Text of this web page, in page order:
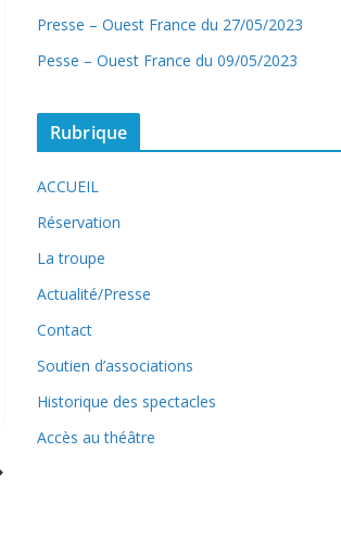
Presse – Ouest France du 27/05/2023
Pesse – Ouest France du 09/05/2023
Rubrique
ACCUEIL
Réservation
La troupe
Actualité/Presse
Contact
Soutien d’associations
Historique des spectacles
Accès au théâtre